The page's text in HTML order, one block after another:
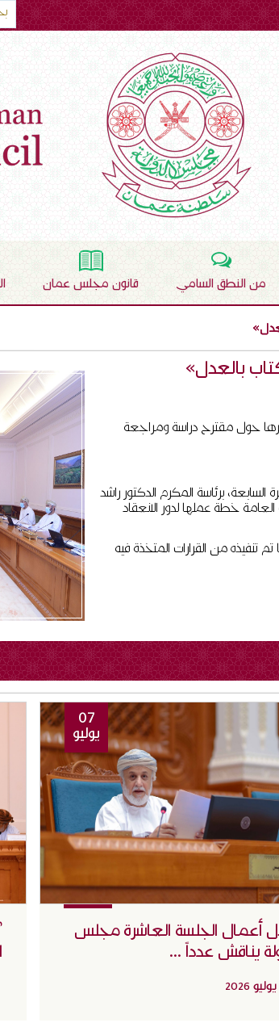
من النطق السامي قانون مجلس عمان
بالعدل»
اليوم الأثنين٢٣ نوفمبر ٢٠٢٠م مسودة تقريرها حول مقترح دراسة ومراجعة
برئاسة المكرم الدكتور راشد
خطة عملها لدور الانعقاد
تنفيذه من القرارات المتخذة فيه
07
يوليو
أعمال الجلسة العاشرة مجلس
يناقش عدداً ...